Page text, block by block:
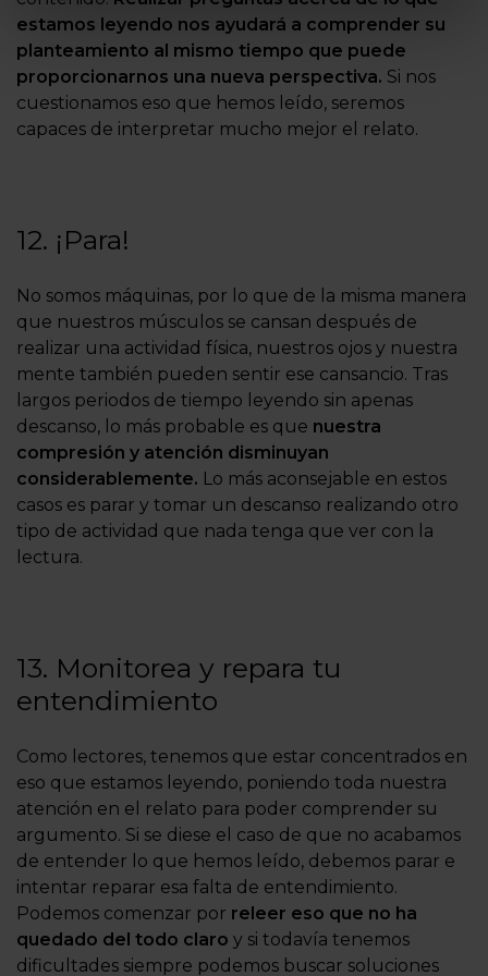
estamos leyendo nos ayudará a comprender su
planteamiento al mismo tiempo que puede
proporcionarnos una nueva perspectiva. Si nos
cuestionamos eso que hemos leído, seremos
capaces de interpretar mucho mejor el relato.
12. ¡Para!
No somos máquinas, por lo que de la misma manera
que nuestros músculos se cansan después de
realizar una actividad física, nuestros ojos y nuestra
mente también pueden sentir ese cansancio. Tras
largos periodos de tiempo leyendo sin apenas
descanso, lo más probable es que nuestra
compresión y atención disminuyan
considerablemente. Lo más aconsejable en estos
casos es parar y tomar un descanso realizando otro
tipo de actividad que nada tenga que ver con la
lectura.
13. Monitorea y repara tu
entendimiento
Como lectores, tenemos que estar concentrados en
eso que estamos leyendo, poniendo toda nuestra
atención en el relato para poder comprender su
argumento. Si se diese el caso de que no acabamos
de entender lo que hemos leído, debemos parar e
intentar reparar esa falta de entendimiento.
Podemos comenzar por releer eso que no ha
quedado del todo claro y si todavía tenemos
dificultades siempre podemos buscar soluciones